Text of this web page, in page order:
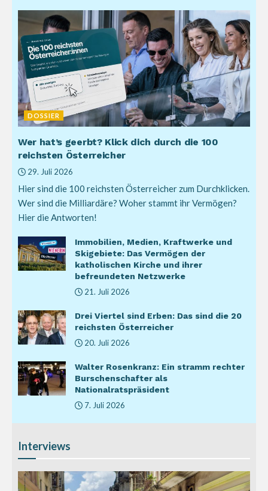
DOSSIER
Wer hat’s geerbt? Klick dich durch die 100
reichsten Österreicher
29. Juli 2026
Hier sind die 100 reichsten Österreicher zum Durchklicken.
Wer sind die Milliardäre? Woher stammt ihr Vermögen?
Hier die Antworten!
Immobilien, Medien, Kraftwerke und
Skigebiete: Das Vermögen der
katholischen Kirche und ihrer
befreundeten Netzwerke
21. Juli 2026
Drei Viertel sind Erben: Das sind die 20
reichsten Österreicher
20. Juli 2026
Walter Rosenkranz: Ein stramm rechter
Burschenschafter als
Nationalratspräsident
7. Juli 2026
Interviews